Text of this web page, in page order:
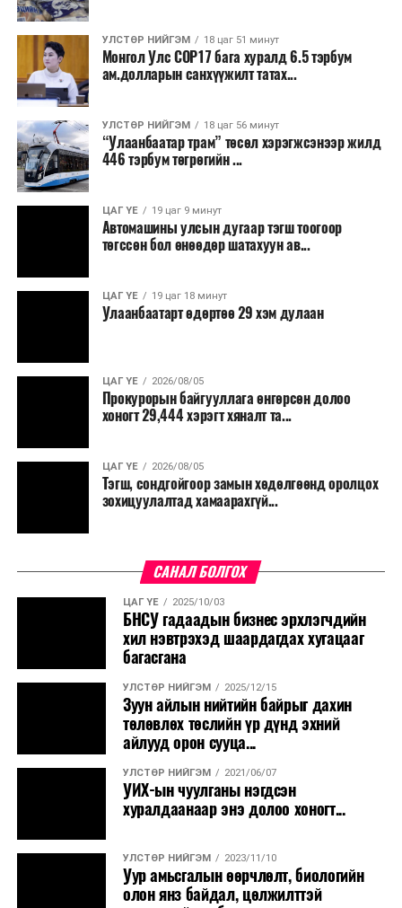
Түгжрэлээс үүдэлтэй эдийн засгийн алдагдлыг
тооцоход нэг автомашин өдөрт дунджаар 2.5 цаг
түгжрэлд саатахдаа 3.45 литр шатахууныг үр ашиггүй
зарцуулдаг байна. Ингэснээр нэг жолооч өдөрт
8,238.6 төгрөг, жилд 1.7 сая гаруй төгрөгийн
шатахууны зардлыг зөвхөн түгжрэлд алддаг аж.
“Улаанбаатар трам” төсөл хэрэгжиж, авто замын
ачаалал буурснаар трассын дагуух автомашинуудын
шатахууны хэмнэлт жилд 446 тэрбум төгрөгт хүрэх
боломжтой гэсэн тооцоог техник, эдийн засгийн
үндэслэлд тусгажээ.
Төсөл хэрэгжсэнээр иргэдийн зорчих хугацаа
богиносож, түгжрэлээс үүдэлтэй эдийн засгийн
тогтолцоо бүрдэх ач холбогдолтой юм.
УЛСТӨР НИЙГЭМ 18 цаг 51 минут
Монгол Улс COP17 бага хуралд 6.5 тэрбум
ам.долларын санхүүжилт татах...
УЛСТӨР НИЙГЭМ 18 цаг 56 минут
“Улаанбаатар трам” төсөл хэрэгжсэнээр жилд
446 тэрбум төгрөгийн ...
ЦАГ ҮЕ 19 цаг 9 минут
Автомашины улсын дугаар тэгш тоогоор
төгссөн бол өнөөдөр шатахуун ав...
ЦАГ ҮЕ 19 цаг 18 минут
Улаанбаатарт өдөртөө 29 хэм дулаан
ЦАГ ҮЕ 2026/08/05
Прокурорын байгууллага өнгөрсөн долоо
хоногт 29,444 хэрэгт хяналт та...
ЦАГ ҮЕ 2026/08/05
Тэгш, сондгойгоор замын хөдөлгөөнд оролцох
зохицуулалтад хамаарахгүй...
САНАЛ БОЛГОХ
ЦАГ ҮЕ 2025/10/03
БНСУ гадаадын бизнес эрхлэгчдийн
хил нэвтрэхэд шаардагдах хугацааг
багасгана
УЛСТӨР НИЙГЭМ 2025/12/15
Зуун айлын нийтийн байрыг дахин
төлөвлөх төслийн үр дүнд эхний
айлууд орон сууца...
УЛСТӨР НИЙГЭМ 2021/06/07
УИХ-ын чуулганы нэгдсэн
хуралдаанаар энэ долоо хоногт...
УЛСТӨР НИЙГЭМ 2023/11/10
Уур амьсгалын өөрчлөлт, биологийн
олон янз байдал, цөлжилттэй